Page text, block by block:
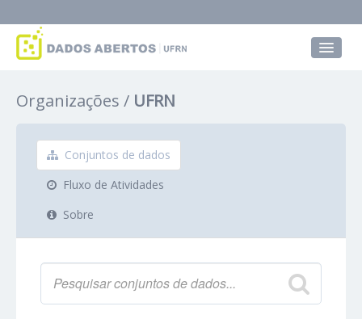
Grupos
Sobre
Organizações UFRN
Conjuntos de dados
Fluxo de Atividades
Sobre